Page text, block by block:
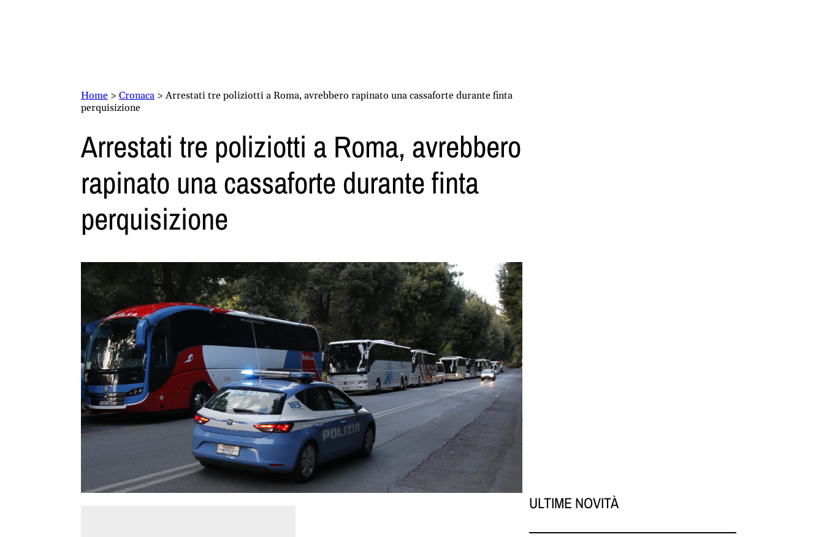
Home > Cronaca >Arrestati tre poliziotti a Roma, avrebbero rapinato una cassaforte durante finta
perquisizione
Arrestati tre poliziotti a Roma, avrebbero
rapinato una cassaforte durante finta
perquisizione
ULTIME NOVITÀ